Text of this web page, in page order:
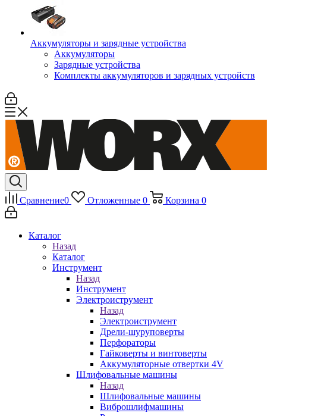
Аккумуляторы и зарядные устройства
Аккумуляторы
Зарядные устройства
Комплекты аккумуляторов и зарядных устройств
Сравнение0 Отложенные 0 Корзина 0
Каталог
Назад
Каталог
Инструмент
Назад
Инструмент
Электроиструмент
Назад
Электроиструмент
Дрели-шуруповерты
Перфораторы
Гайковерты и винтоверты
Аккумуляторные отвертки 4V
Шлифовальные машины
Назад
Шлифовальные машины
Виброшлифмашины